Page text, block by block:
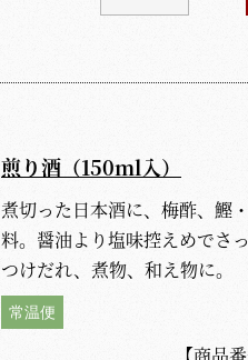
煎り酒（150ml入）
煮切った日本酒に、梅酢、鰹
料。醤油より塩味控えめでさ
つけだれ、煮物、和え物に。
常温便